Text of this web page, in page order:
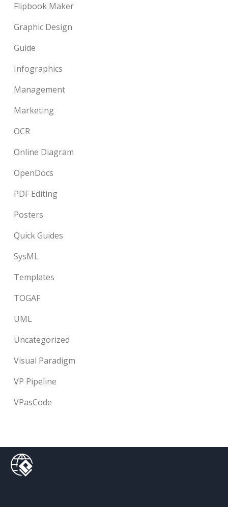
Flipbook Maker
Graphic Design
Guide
Infographics
Management
Marketing
OCR
Online Diagram
OpenDocs
PDF Editing
Posters
Quick Guides
SysML
Templates
TOGAF
UML
Uncategorized
Visual Paradigm
VP Pipeline
VPasCode